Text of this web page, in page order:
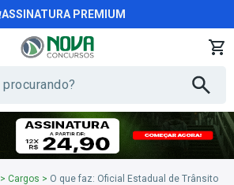
ASSINATURA PREMIUM
> Cargos > O que faz: Oficial Estadual de Trânsito